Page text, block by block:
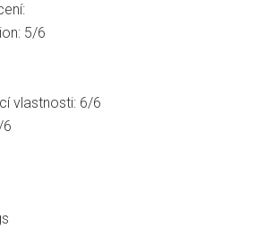
5/6
vlastnosti: 6/6